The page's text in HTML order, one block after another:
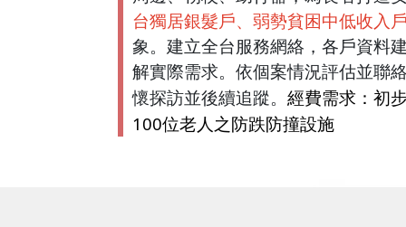
台獨居銀髮戶、弱勢貧困中低收入
象。 建立全台服務網絡，各戶資料
解實際需求。依個案情況評估並聯
懷探訪並後續追蹤。 經費需求：初
100位老人之防跌防撞設施